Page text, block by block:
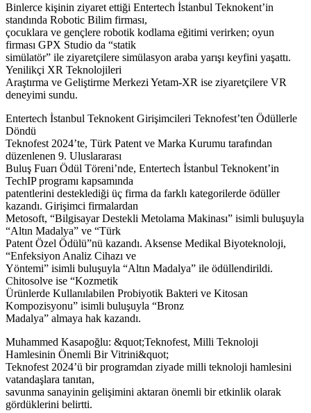
Binlerce kişinin ziyaret ettiği Entertech İstanbul Teknokent’in
standında Robotic Bilim firması,
çocuklara ve gençlere robotik kodlama eğitimi verirken; oyun
firması GPX Studio da “statik
simülatör” ile ziyaretçilere simülasyon araba yarışı keyfini yaşattı.
Yenilikçi XR Teknolojileri
Araştırma ve Geliştirme Merkezi Yetam-XR ise ziyaretçilere VR
deneyimi sundu.
Entertech İstanbul Teknokent Girişimcileri Teknofest’ten Ödüllerle
Döndü
Teknofest 2024’te, Türk Patent ve Marka Kurumu tarafından
düzenlenen 9. Uluslararası
Buluş Fuarı Ödül Töreni’nde, Entertech İstanbul Teknokent’in
TechIP programı kapsamında
patentlerini desteklediği üç firma da farklı kategorilerde ödüller
kazandı. Girişimci firmalardan
Metosoft, “Bilgisayar Destekli Metolama Makinası” isimli buluşuyla
“Altın Madalya” ve “Türk
Patent Özel Ödülü”nü kazandı. Aksense Medikal Biyoteknoloji,
“Enfeksiyon Analiz Cihazı ve
Yöntemi” isimli buluşuyla “Altın Madalya” ile ödüllendirildi.
Chitosolve ise “Kozmetik
Ürünlerde Kullanılabilen Probiyotik Bakteri ve Kitosan
Kompozisyonu” isimli buluşuyla “Bronz
Madalya” almaya hak kazandı.
Muhammed Kasapoğlu: &quot;Teknofest, Milli Teknoloji
Hamlesinin Önemli Bir Vitrini&quot;
Teknofest 2024’ü bir programdan ziyade milli teknoloji hamlesini
vatandaşlara tanıtan,
savunma sanayinin gelişimini aktaran önemli bir etkinlik olarak
gördüklerini belirtti.